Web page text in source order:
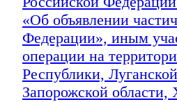
«Об объявлении
Федерации», иным
операции на
Республики,
Запорожской